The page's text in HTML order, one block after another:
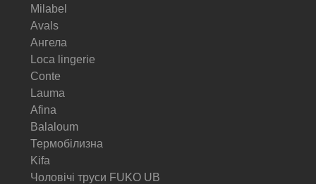
Milabel
Avals
Ангела
Loca lingerie
Conte
Lauma
Afina
Balaloum
Термобілизна
Kifa
Чоловічі труси FUKO UB